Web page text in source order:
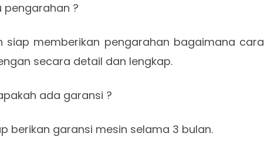
pengarahan ?
siap memberikan pengarahan bagaimana cara
secara detail dan lengkap.
ada garansi ?
berikan garansi mesin selama 3 bulan.